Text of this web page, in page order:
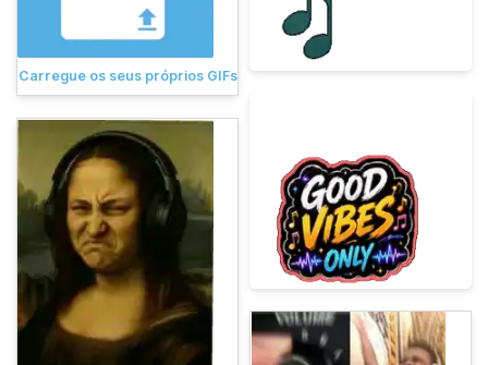
Carregue os seus próprios GIFs